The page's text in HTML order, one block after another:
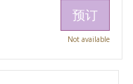
预订
Not available